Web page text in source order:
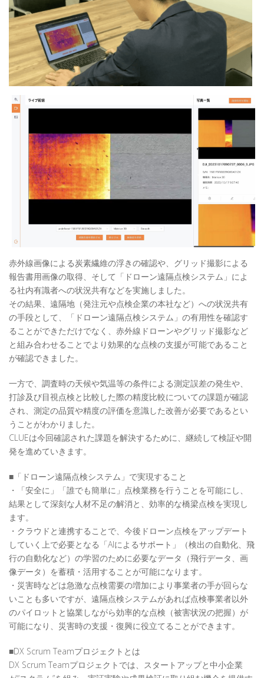
赤外線画像による炭素繊維の浮きの確認や、グリッド撮影による
報告書用画像の取得、そして「ドローン遠隔点検システム」によ
る社内有識者への状況共有などを実施しました。
その結果、遠隔地（発注元や点検企業の本社など）への状況共有
の手段として、「ドローン遠隔点検システム」の有用性を確認す
ることができただけでなく、赤外線ドローンやグリッド撮影など
と組み合わせることでより効果的な点検の支援が可能であること
が確認できました。
一方で、調査時の天候や気温等の条件による測定誤差の発生や、
打診及び目視点検と比較した際の精度比較についての課題が確認
され、測定の品質や精度の評価を意識した改善が必要であるとい
うことがわかりました。
CLUEは今回確認された課題を解決するために、継続して検証や開
発を進めていきます。
■「ドローン遠隔点検システム」で実現すること
・「安全に」「誰でも簡単に」点検業務を行うことを可能にし、
結果として深刻な人材不足の解消と、効率的な橋梁点検を実現し
ます。
・クラウドと連携することで、今後ドローン点検をアップデート
していく上で必要となる「AIによるサポート」（検出の自動化、飛
行の自動化など）の学習のために必要なデータ（飛行データ、画
像データ）を蓄積・活用することが可能になります。
・災害時などは急激な点検需要の増加により事業者の手が回らな
いことも多いですが、遠隔点検システムがあれば点検事業者以外
のパイロットと協業しながら効率的な点検（被害状況の把握）が
可能になり、災害時の支援・復興に役立てることができます。
■DX Scrum Teamプロジェクトとは
DX Scrum Teamプロジェクトでは、スタートアップと中小企業